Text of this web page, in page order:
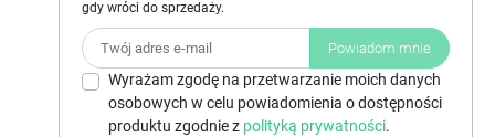
gdy wróci do sprzedaży.
Powiadom mnie
Wyrażam zgodę na przetwarzanie moich danych
osobowych w celu powiadomienia o dostępności
produktu zgodnie z polityką prywatności.